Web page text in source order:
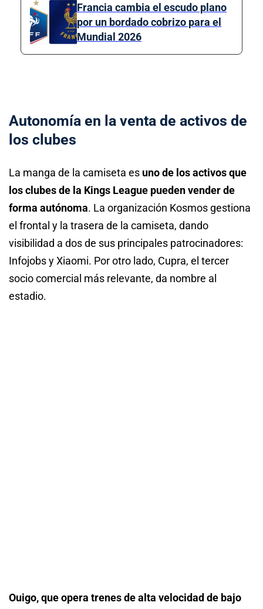
Francia cambia el escudo plano
por un bordado cobrizo para el
Mundial 2026
Autonomía en la venta de activos de
los clubes
La manga de la camiseta es uno de los activos que
los clubes de la Kings League pueden vender de
forma autónoma. La organización Kosmos gestiona
el frontal y la trasera de la camiseta, dando
visibilidad a dos de sus principales patrocinadores:
Infojobs y Xiaomi. Por otro lado, Cupra, el tercer
socio comercial más relevante, da nombre al
estadio.
Ouigo, que opera trenes de alta velocidad de bajo